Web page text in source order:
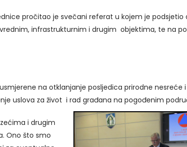
pročitao je svečani referat u kojem je podsjetio
infrastrukturnim i drugim objektima, te na
na otklanjanje posljedica prirodne nesreće
uslova za život i rad građana na pogođenim
i drugim
Ono što smo